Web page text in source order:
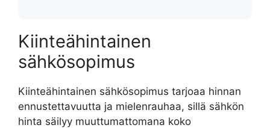
Kiinteähintainen
sähkösopimus
Kiinteähintainen sähkösopimus tarjoaa hinnan
ennustettavuutta ja mielenrauhaa, sillä sähkön
hinta säilyy muuttumattomana koko